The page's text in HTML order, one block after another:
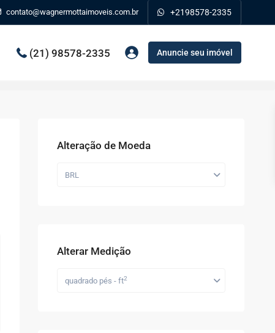
contato@wagnermottaimoveis.com.br +2198578-2335
(21) 98578-2335 Anuncie seu imóvel
Alteração de Moeda
BRL
Alterar Medição
quadrado pés - ft2